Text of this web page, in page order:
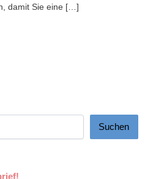
damit Sie eine […]
Suchen